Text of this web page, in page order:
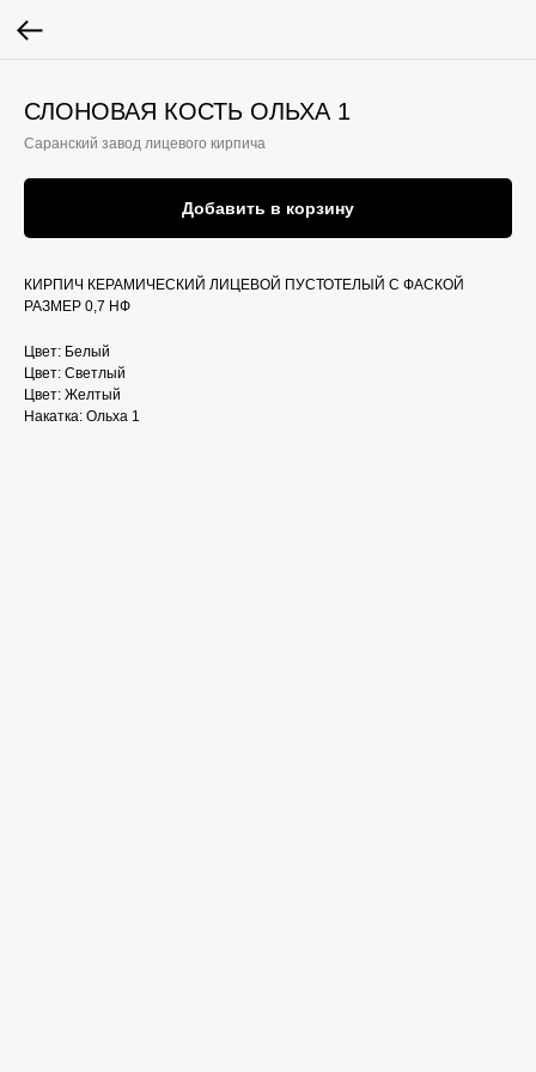
СЛОНОВАЯ КОСТЬ ОЛЬХА 1
Саранский завод лицевого кирпича
Добавить в корзину
КИРПИЧ КЕРАМИЧЕСКИЙ ЛИЦЕВОЙ ПУСТОТЕЛЫЙ С ФАСКОЙ
РАЗМЕР 0,7 НФ
Цвет: Белый
Цвет: Светлый
Цвет: Желтый
Накатка: Ольха 1